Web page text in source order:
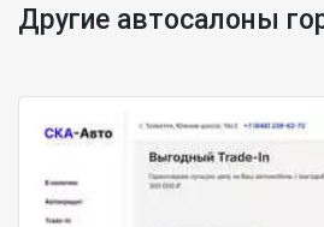
Другие автосалоны